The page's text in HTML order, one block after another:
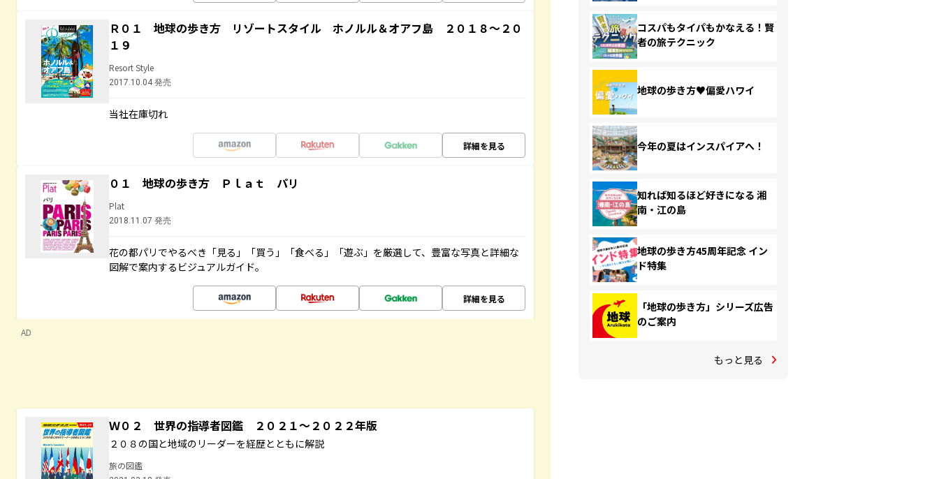
Ｒ０１ 地球の歩き方 リゾートスタイル ホノルル＆オアフ島 ２０１８～２０
１９
Resort Style
2017.10.04 発売
当社在庫切れ
詳細を見る
０１ 地球の歩き方 Ｐｌａｔ パリ
Plat
2018.11.07 発売
花の都パリでやるべき「見る」「買う」「食べる」「遊ぶ」を厳選して、豊富な写真と詳細な
図解で案内するビジュアルガイド。
詳細を見る
AD
Ｗ０２ 世界の指導者図鑑 ２０２１～２０２２年版
２０８の国と地域のリーダーを経歴とともに解説
旅の図鑑
コスパもタイパもかなえる！賢
者の旅テクニック
地球の歩き方♥偏愛ハワイ
今年の夏はインスパイアへ！
知れば知るほど好きになる 湘
南・江の島
地球の歩き方45周年記念 イン
ド特集
「地球の歩き方」シリーズ広告
のご案内
もっと見る